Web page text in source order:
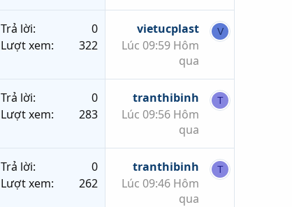
Trả lời
0
Lượt xem
322
vietucplast
Lúc 09:59 Hôm
qua
V
Trả lời
0
Lượt xem
283
tranthibinh
Lúc 09:56 Hôm
qua
T
Trả lời
0
Lượt xem
262
tranthibinh
Lúc 09:46 Hôm
qua
T